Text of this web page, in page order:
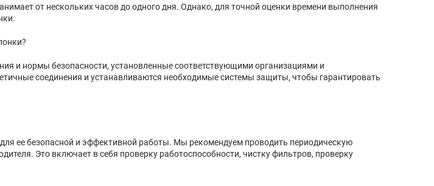
от нескольких часов до одного дня. Однако, для точной оценки времени выполнения
и нормы безопасности, установленные соответствующими организациями и
соединения и устанавливаются необходимые системы защиты, чтобы гарантировать
ее безопасной и эффективной работы. Мы рекомендуем проводить периодическую
Это включает в себя проверку работоспособности, чистку фильтров, проверку